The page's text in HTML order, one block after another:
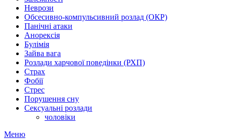
Неврози
Обсесивно-компульсивний розлад (ОКР)
Панічні атаки
Анорексія
Булімія
Зайва вага
Розлади харчової поведінки (РХП)
Страх
Фобії
Стрес
Порушення сну
Сексуальні розлади
чоловіки
Меню